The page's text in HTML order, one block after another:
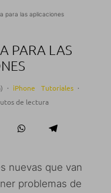
para las aplicaciones
PARA LAS
· iPhone Tutoriales ·
de lectura
nuevas que van
problemas de